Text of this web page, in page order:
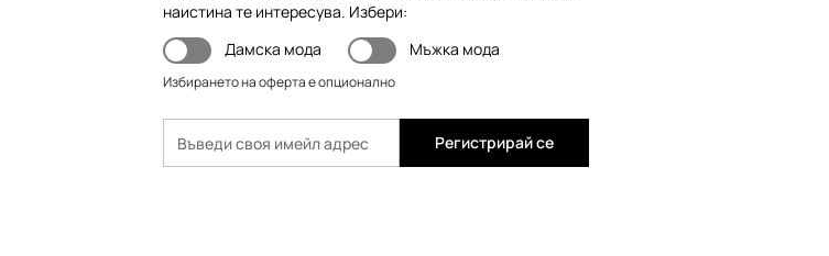
наистина те интересува. Избери:
Дамска мода
Мъжка мода
Избирането на оферта е опционално
Регистрирай се